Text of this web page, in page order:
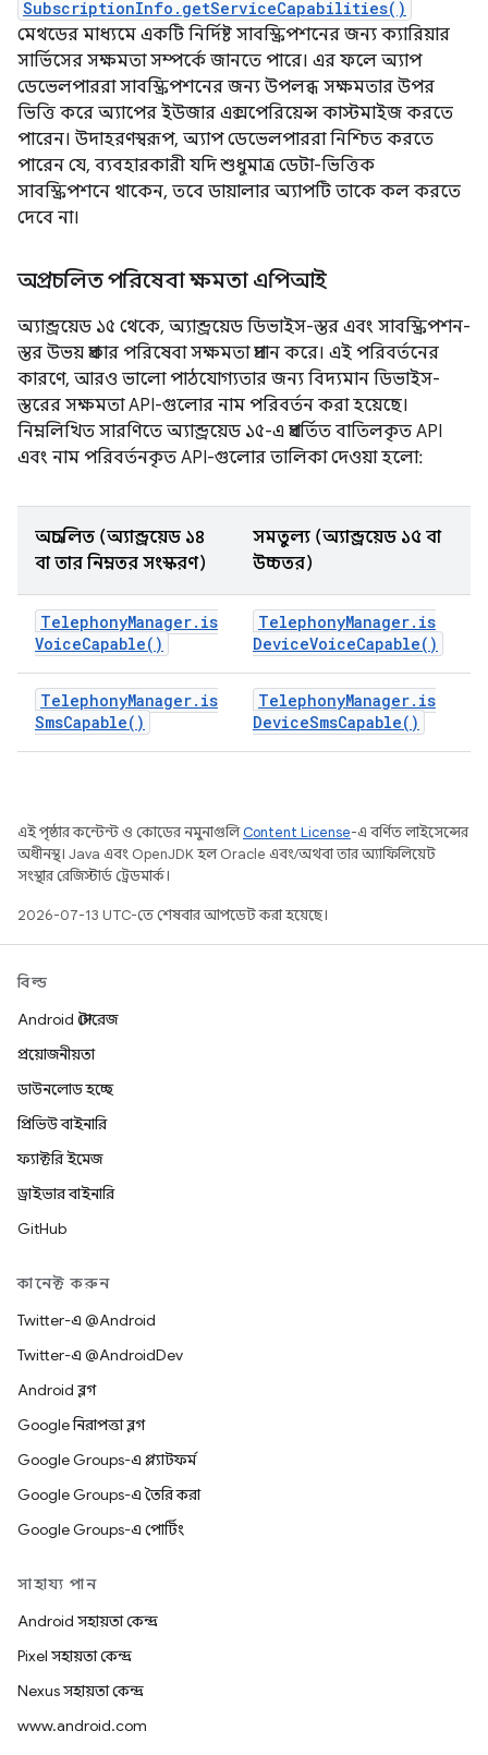
SubscriptionInfo.getServiceCapabilities()
মেথডের মাধ্যমে একটি নির্দিষ্ট সাবস্ক্রিপশনের জন্য ক্যারিয়ার
সার্ভিসের সক্ষমতা সম্পর্কে জানতে পারে। এর ফলে অ্যাপ
ডেভেলপাররা সাবস্ক্রিপশনের জন্য উপলব্ধ সক্ষমতার উপর
ভিত্তি করে অ্যাপের ইউজার এক্সপেরিয়েন্স কাস্টমাইজ করতে
পারেন। উদাহরণস্বরূপ, অ্যাপ ডেভেলপাররা নিশ্চিত করতে
পারেন যে, ব্যবহারকারী যদি শুধুমাত্র ডেটা-ভিত্তিক
সাবস্ক্রিপশনে থাকেন, তবে ডায়ালার অ্যাপটি তাকে কল করতে
দেবে না।
অপ্রচলিত পরিষেবা ক্ষমতা এপিআই
অ্যান্ড্রয়েড ১৫ থেকে, অ্যান্ড্রয়েড ডিভাইস-স্তর এবং সাবস্ক্রিপশন-
স্তর উভয় প্রকার পরিষেবা সক্ষমতা প্রদান করে। এই পরিবর্তনের
কারণে, আরও ভালো পাঠযোগ্যতার জন্য বিদ্যমান ডিভাইস-
স্তরের সক্ষমতা API-গুলোর নাম পরিবর্তন করা হয়েছে।
নিম্নলিখিত সারণিতে অ্যান্ড্রয়েড ১৫-এ প্রবর্তিত বাতিলকৃত API
এবং নাম পরিবর্তনকৃত API-গুলোর তালিকা দেওয়া হলো:
অপ্রচলিত (অ্যান্ড্রয়েড ১৪
বা তার নিম্নতর সংস্করণ)
সমতুল্য (অ্যান্ড্রয়েড ১৫ বা
উচ্চতর)
TelephonyManager. is
VoiceCapable( )
TelephonyManager. is
DeviceVoiceCapable( )
TelephonyManager. is
SmsCapable( )
TelephonyManager. is
DeviceSmsCapable( )
এই পৃষ্ঠার কন্টেন্ট ও কোডের নমুনাগুলিContent License-এ বর্ণিত লাইসেন্সের
অধীনস্থ। Java এবং OpenJDK হল Oracle এবং/অথবা তার অ্যাফিলিয়েট
সংস্থার রেজিস্টার্ড ট্রেডমার্ক।
2026-07-13 UTC-তে শেষবার আপডেট করা হয়েছে।
বিল্ড
Android স্টোরেজ
প্রয়োজনীয়তা
ডাউনলোড হচ্ছে
প্রিভিউ বাইনারি
ফ্যাক্টরি ইমেজ
ড্রাইভার বাইনারি
GitHub
কানেক্ট করুন
Twitter-এ @Android
Twitter-এ @AndroidDev
Android ব্লগ
Google নিরাপত্তা ব্লগ
Google Groups-এ প্ল্যাটফর্ম
Google Groups-এ তৈরি করা
Google Groups-এ পোর্টিং
সাহায্য পান
Android সহায়তা কেন্দ্র
Pixel সহায়তা কেন্দ্র
Nexus সহায়তা কেন্দ্র
www.android.com